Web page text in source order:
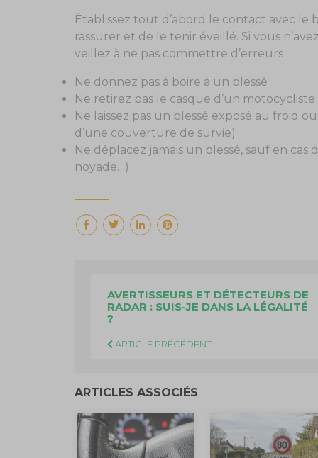
Établissez tout d’abord le contact avec le
rassurer et de le tenir éveillé. Si vous
veillez à ne pas commettre d’erreurs :
Ne donnez pas à boire à un blessé
Ne retirez pas le casque d’un motocycliste
Ne laissez pas un blessé exposé au froid
d’une couverture de survie)
Ne déplacez jamais un blessé, sauf en
noyade…)
AVERTISSEURS ET DÉTECTEURS DE
RADAR : SUIS-JE DANS LA LÉGALITÉ
?
ARTICLE PRÉCÉDENT
ARTICLES ASSOCIÉS